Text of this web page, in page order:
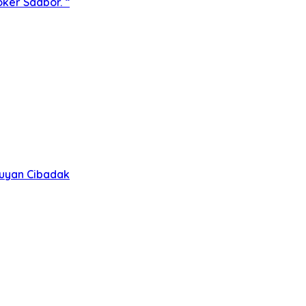
Cibadak